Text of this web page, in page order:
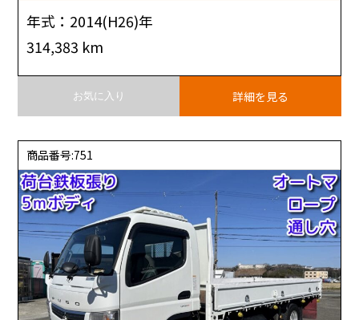
年式：2014(H26)年
314,383 km
お気に入り 詳細を見る
商品番号:751